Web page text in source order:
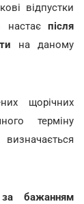
відпустки
настає після
на даному
щорічних
терміну
бажанням